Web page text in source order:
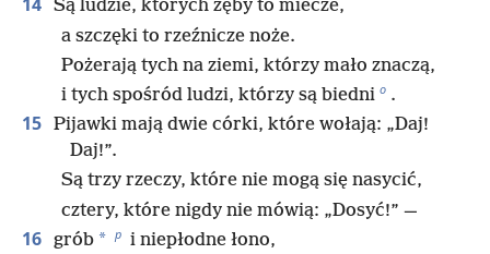
14 Są ludzie, których zęby to miecze,
a szczęki to rzeźnicze noże.
Pożerają tych na ziemi, którzy mało znaczą,
i tych spośród ludzi, którzy są biedni o .
15 Pijawki mają dwie córki, które wołają: „Daj!
Daj!”.
Są trzy rzeczy, które nie mogą się nasycić,
cztery, które nigdy nie mówią: „Dosyć!” —
16 grób * p i niepłodne łono,